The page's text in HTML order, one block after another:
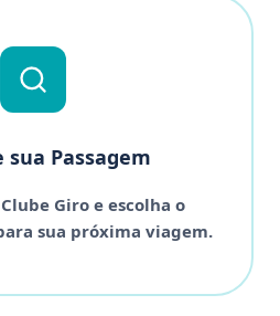
sua Passagem
Giro e escolha o
sua próxima viagem.